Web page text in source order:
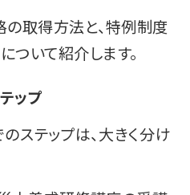
の取得方法と、特例制度
ついて紹介します。
ップ
ステップは、大きく分け